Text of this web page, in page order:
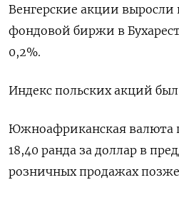
Венгерские акции выросли
фондовой биржи в
0,2%.
Индекс польских акций
Южноафриканская валюта
18,40 ранда за доллар в
розничных продажах позже